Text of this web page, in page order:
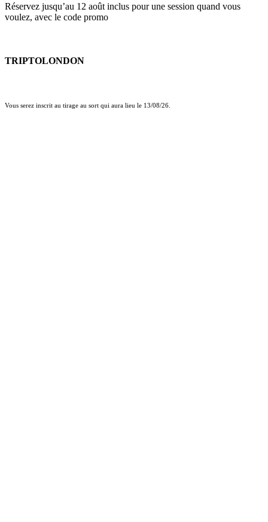
Réservez jusqu’au 12 août inclus pour une session quand vous
voulez, avec le code promo
TRIPTOLONDON
Vous serez inscrit au tirage au sort qui aura lieu le 13/08/26.